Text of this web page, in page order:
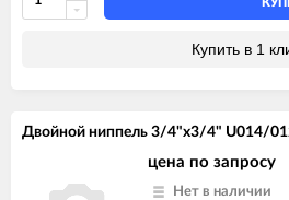
Купить в 1
Двойной ниппель 3/4"x3/4" U014/
цена по запросу
Нет в наличии